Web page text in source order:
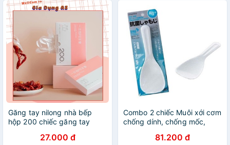
Găng tay nilong nhà bếp
hộp 200 chiếc găng tay
trung A4027.000 đ
Combo 2 chiếc Muôi xới cơm
chống dính, chống mốc,
địa Nhật - Xách tay Japan )
81.200 đ